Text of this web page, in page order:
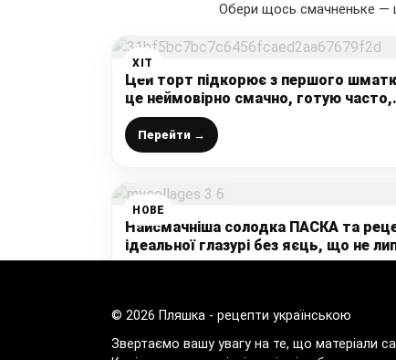
Обери щось смачненьке —
ХІТ
Цей торт підкорює з першого
це неймовірно смачно, готую часто,
адже це так просто
Перейти →
НОВЕ
Найсмачніша солодка ПАСКА та
ідеальної глазурі без яєць, що не
не кришеться
© 2026 Пляшка - рецепти українською
Звертаємо вашу увагу на те, що матеріали